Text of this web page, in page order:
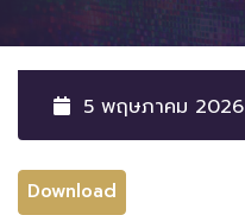
5 พฤษภาคม 2026
Download